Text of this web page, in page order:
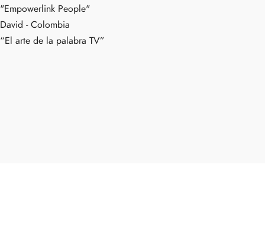
"Empowerlink People"
David - Colombia
“El arte de la palabra TV”